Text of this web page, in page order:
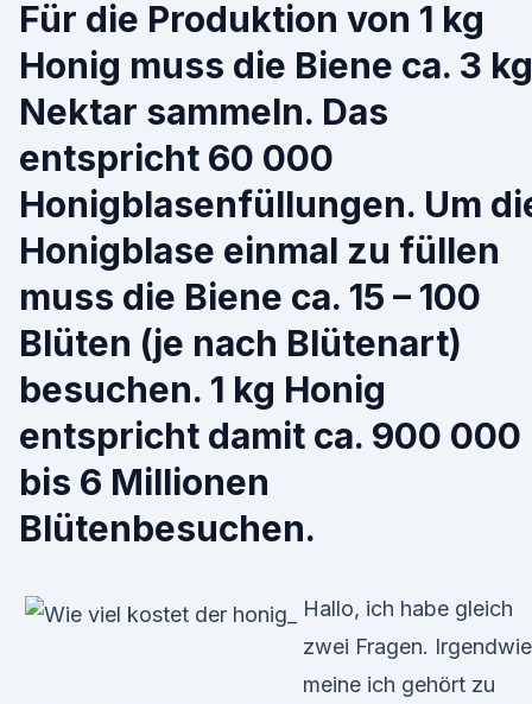
Für die Produktion von 1 kg
Honig muss die Biene ca. 3 kg
Nektar sammeln. Das
entspricht 60 000
Honigblasenfüllungen. Um
Honigblase einmal zu füllen
muss die Biene ca. 15 – 100
Blüten (je nach Blütenart)
besuchen. 1 kg Honig
entspricht damit ca. 900 000
bis 6 Millionen
Blütenbesuchen.
Hallo, ich habe gleich
zwei Fragen. Irgendwie
meine ich gehört zu